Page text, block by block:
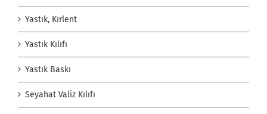
Yastık, Kırlent
Yastık Kılıfı
Yastık Baskı
Seyahat Valiz Kılıfı